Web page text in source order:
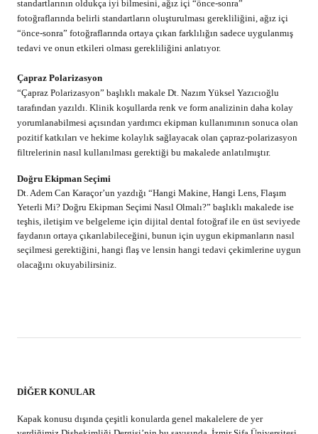
standartlarının oldukça iyi bilmesini, ağız içi “önce-sonra”
fotoğraflarında belirli standartların oluşturulması gerekliliğini, ağız içi
“önce-sonra” fotoğraflarında ortaya çıkan farklılığın sadece uygulanmış
tedavi ve onun etkileri olması gerekliliğini anlatıyor.
Çapraz Polarizasyon
“Çapraz Polarizasyon” başlıklı makale Dt. Nazım Yüksel Yazıcıoğlu
tarafından yazıldı. Klinik koşullarda renk ve form analizinin daha kolay
yorumlanabilmesi açısından yardımcı ekipman kullanımının sonuca olan
pozitif katkıları ve hekime kolaylık sağlayacak olan çapraz-polarizasyon
filtrelerinin nasıl kullanılması gerektiği bu makalede anlatılmıştır.
Doğru Ekipman Seçimi
Dt. Adem Can Karaçor’un yazdığı “Hangi Makine, Hangi Lens, Flaşım
Yeterli Mi? Doğru Ekipman Seçimi Nasıl Olmalı?” başlıklı makalede ise
teşhis, iletişim ve belgeleme için dijital dental fotoğraf ile en üst seviyede
faydanın ortaya çıkarılabileceğini, bunun için uygun ekipmanların nasıl
seçilmesi gerektiğini, hangi flaş ve lensin hangi tedavi çekimlerine uygun
olacağını okuyabilirsiniz.
DİĞER KONULAR
Kapak konusu dışında çeşitli konularda genel makalelere de yer